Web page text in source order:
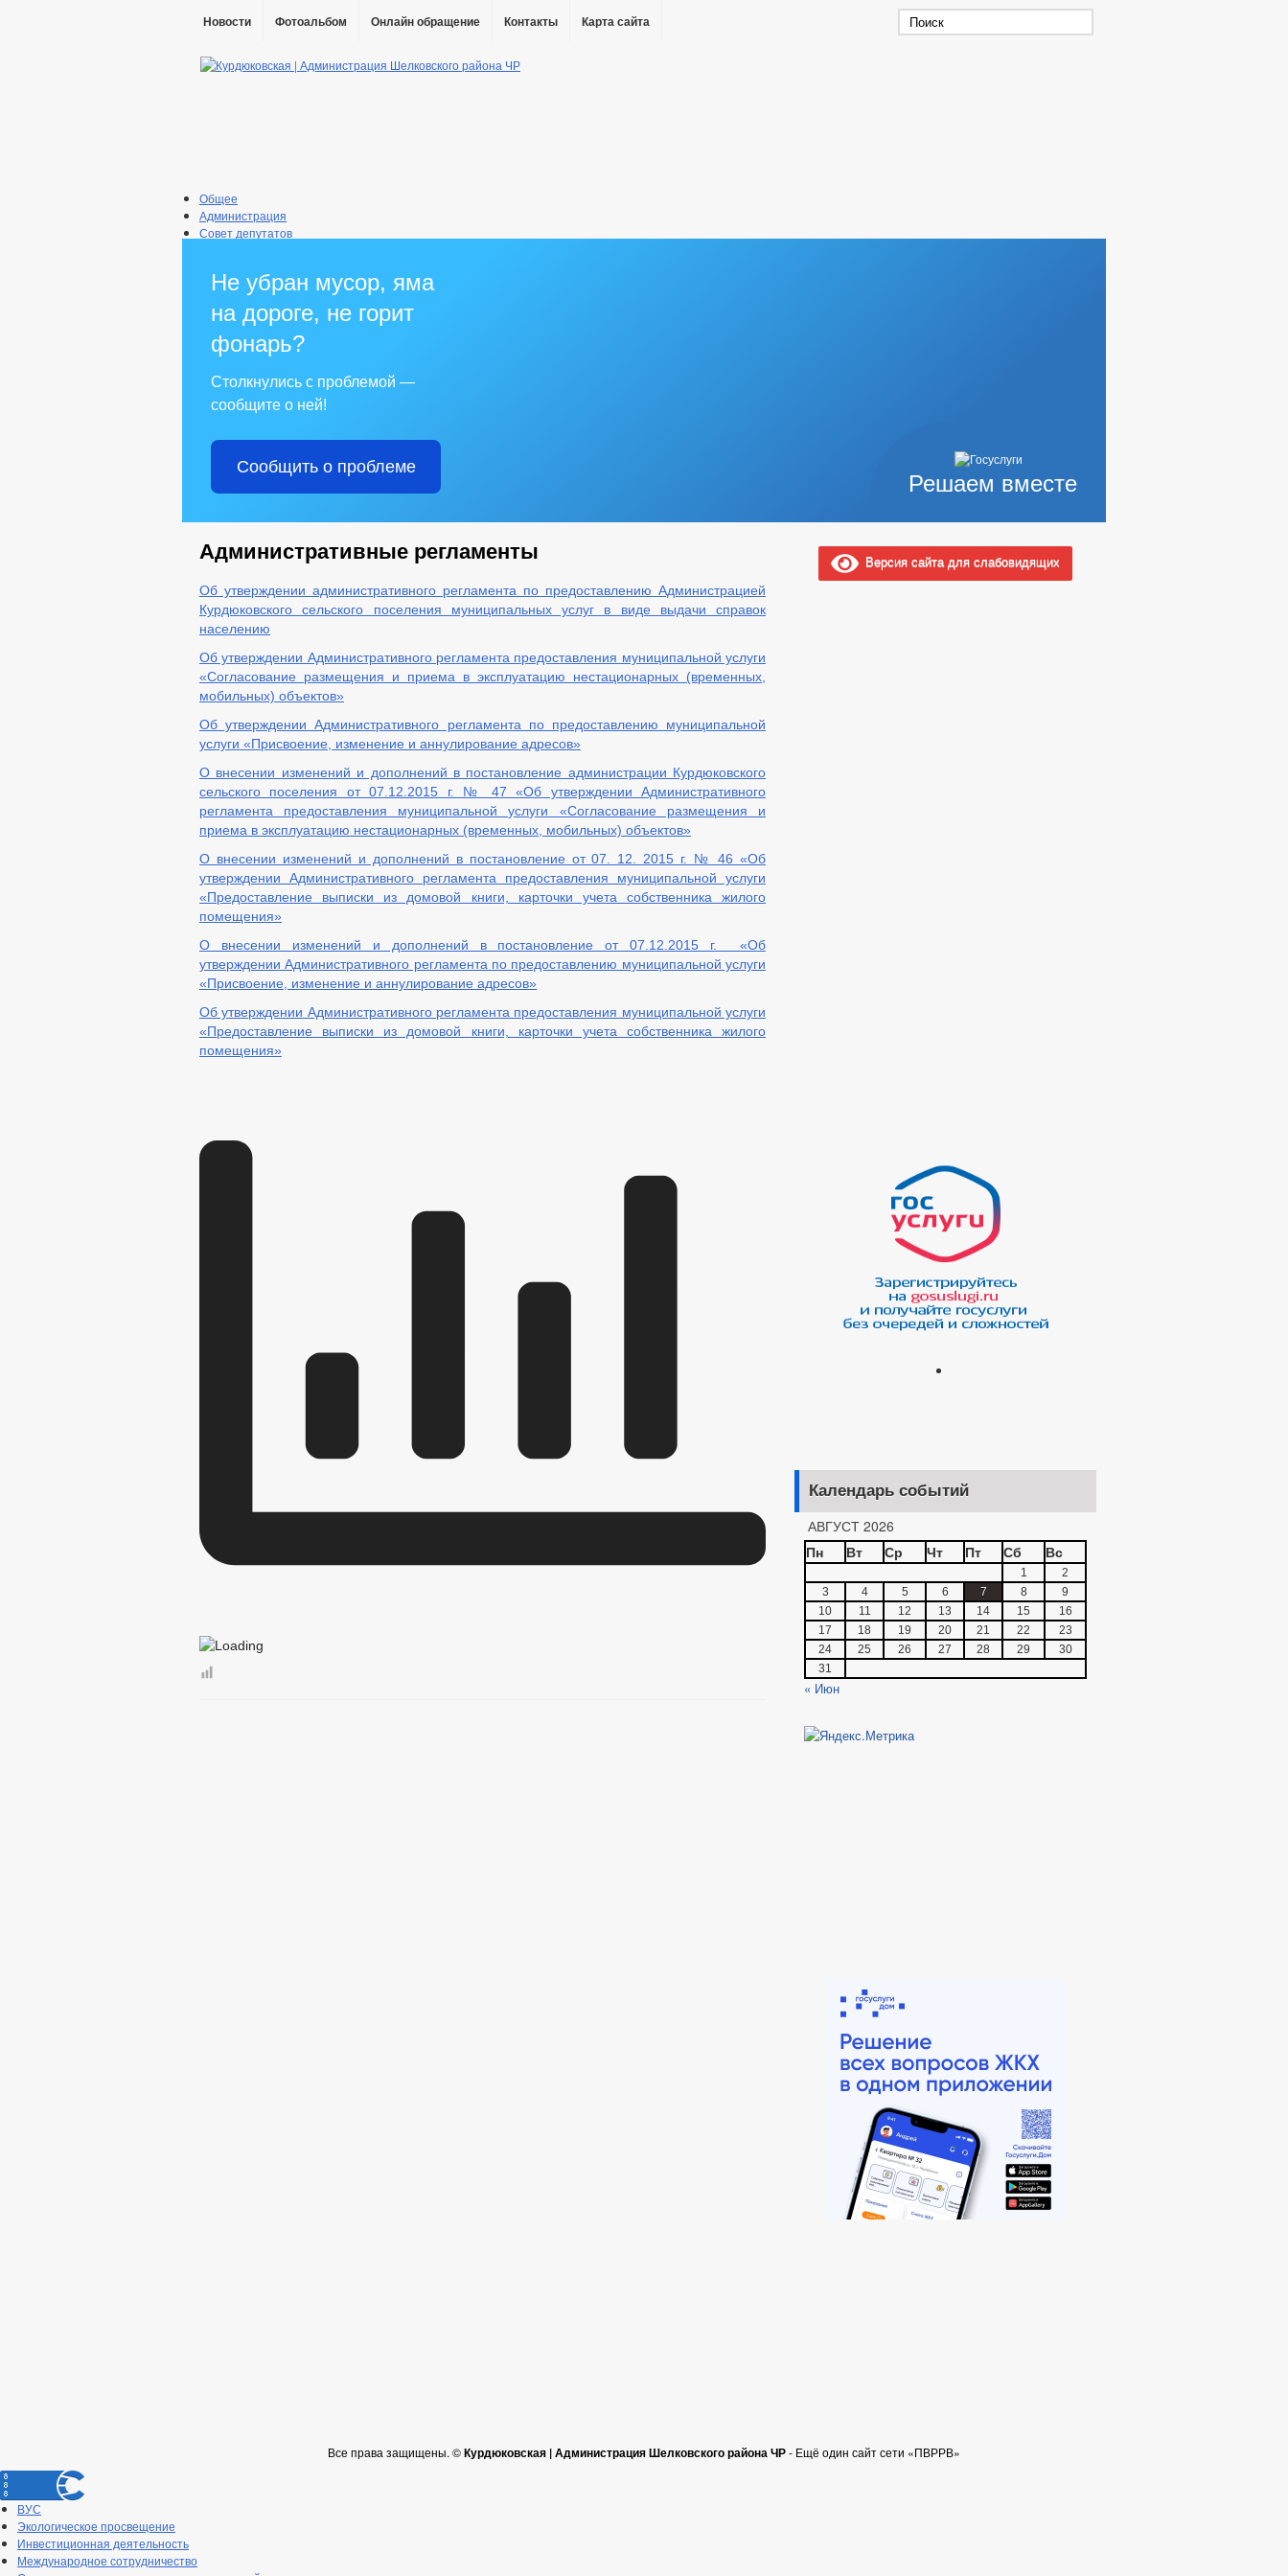
Новости Фотоальбом Онлайн обращение Контакты Карта сайта
Общее
Администрация
Совет депутатов
Бюджет
Прием граждан
Решаем вместе
Не убран мусор, яма
на дороге, не горит
фонарь?
Столкнулись с проблемой —
сообщите о ней!
Сообщить о проблеме
Административные регламенты
Об утверждении административного регламента по предоставлению Администрацией
Курдюковского сельского поселения муниципальных услуг в виде выдачи справок
населению
Об утверждении Административного регламента предоставления муниципальной услуги
«Согласование размещения и приема в эксплуатацию нестационарных (временных,
мобильных) объектов»
Об утверждении Административного регламента по предоставлению муниципальной
услуги «Присвоение, изменение и аннулирование адресов»
О внесении изменений и дополнений в постановление администрации Курдюковского
сельского поселения от 07.12.2015 г. № 47 «Об утверждении Административного
регламента предоставления муниципальной услуги «Согласование размещения и
приема в эксплуатацию нестационарных (временных, мобильных) объектов»
О внесении изменений и дополнений в постановление от 07. 12. 2015 г. № 46 «Об
утверждении Административного регламента предоставления муниципальной услуги
«Предоставление выписки из домовой книги, карточки учета собственника жилого
помещения»
О внесении изменений и дополнений в постановление от 07.12.2015 г. «Об
утверждении Административного регламента по предоставлению муниципальной услуги
«Присвоение, изменение и аннулирование адресов»
Об утверждении Административного регламента предоставления муниципальной услуги
«Предоставление выписки из домовой книги, карточки учета собственника жилого
помещения»
Версия сайта для слабовидящих
Календарь событий
АВГУСТ 2026
Пн
Вт Ср Чт Пт Сб Вс
1
2
3
4 5 6 7 8
9
10
11 12 13 14 15
16
17
18 19 20 21 22
23
24
25 26 27 28 29
30
31
« Июн
Все права защищены. ©Курдюковская | Администрация Шелковского района ЧР- Ещё один сайт сети «ПВРРВ»
ВУС
Экологическое просвещение
Инвестиционная деятельность
Международное сотрудничество